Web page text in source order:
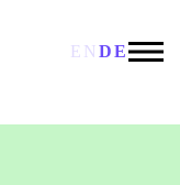
EN DE